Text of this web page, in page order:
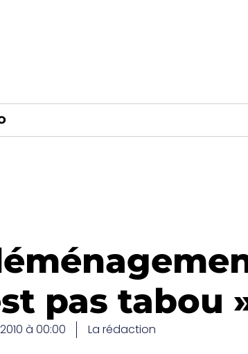
pas tabou
à 00:00 La rédaction